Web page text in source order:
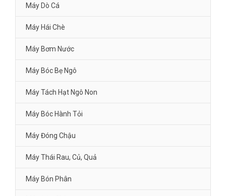
Máy Dò Cá
Máy Hái Chè
Máy Bơm Nước
Máy Bóc Bẹ Ngô
Máy Tách Hạt Ngô Non
Máy Bóc Hành Tỏi
Máy Đóng Chậu
Máy Thái Rau, Củ, Quả
Máy Bón Phân